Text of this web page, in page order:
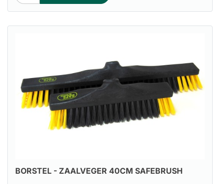
BORSTEL - ZAALVEGER 40CM SAFEBRUSH